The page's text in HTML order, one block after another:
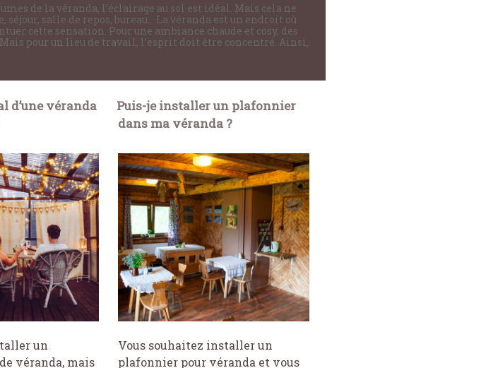
de la véranda, l’éclairage au sol est idéal. Mais cela ne
séjour, salle de repos, bureau… La véranda est un endroit où
cette sensation. Pour une ambiance chaude et cosy, des
pour un lieu de travail, l’esprit doit être concentré. Ainsi,
d’une véranda
un
véranda, mais
Puis-je installer un plafonnier
dans ma véranda ?
Vous souhaitez installer un
plafonnier pour véranda et vous